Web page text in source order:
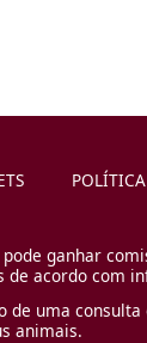
ganhar
acordo com
uma
animais.